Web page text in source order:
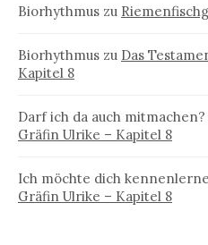
Biorhythmus zu
Biorhythmus zu Das
Kapitel 8
Darf ich da auch mitmachen?
Gräfin Ulrike – Kapitel 8
Ich möchte dich
Gräfin Ulrike – Kapitel 8